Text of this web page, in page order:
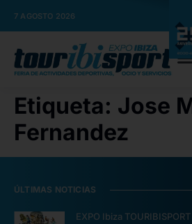
7 AGOSTO 2026
Etiqueta: Jose
Fernandez
ÚLTIMAS NOTICIAS
EXPO Ibiza TOURIBISPORT